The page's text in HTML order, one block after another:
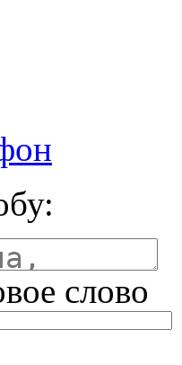
слово